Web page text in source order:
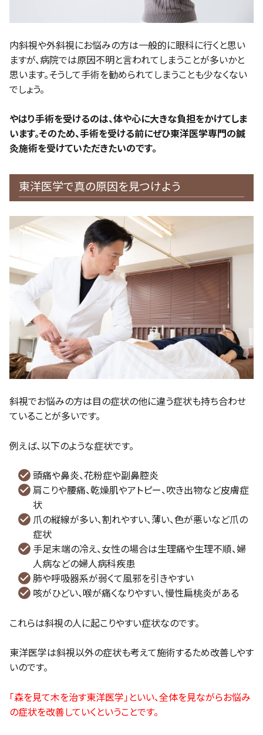
内斜視や外斜視にお悩みの方は一般的に眼科に行くと思い
ますが、病院では原因不明と言われてしまうことが多いかと
思います。そうして手術を勧められてしまうことも少なくない
でしょう。
やはり手術を受けるのは、体や心に大きな負担をかけてしま
います。そのため、手術を受ける前にぜひ東洋医学専門の鍼
灸施術を受けていただきたいのです。
東洋医学で真の原因を見つけよう
斜視でお悩みの方は目の症状の他に違う症状も持ち合わせ
ていることが多いです。
例えば、以下のような症状です。
頭痛や鼻炎、花粉症や副鼻腔炎
肩こりや腰痛、乾燥肌やアトピー、吹き出物など皮膚症
状
爪の縦線が多い、割れやすい、薄い、色が悪いなど爪の
症状
手足末端の冷え、女性の場合は生理痛や生理不順、婦
人病などの婦人病科疾患
肺や呼吸器系が弱くて風邪を引きやすい
咳がひどい、喉が痛くなりやすい、慢性扁桃炎がある
これらは斜視の人に起こりやすい症状なのです。
東洋医学は斜視以外の症状も考えて施術するため改善しやす
いのです。
「森を見て木を治す東洋医学」といい、全体を見ながらお悩み
の症状を改善していくということです。